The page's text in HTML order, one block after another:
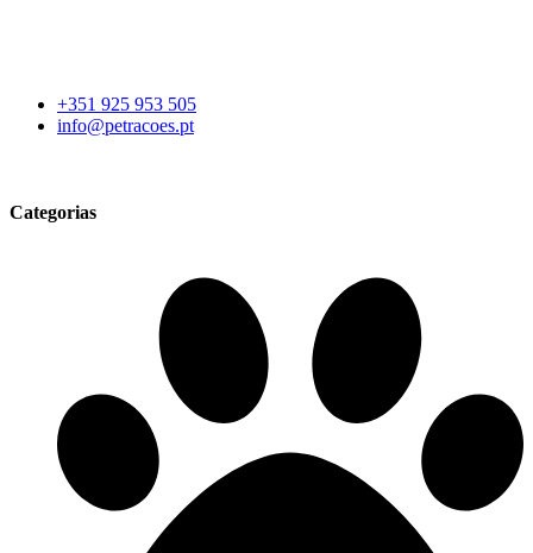
+351 925 953 505
info@petracoes.pt
Categorias